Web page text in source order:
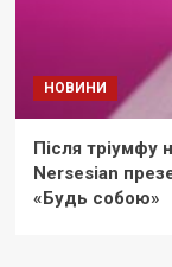
НОВИНИ
Після тріумфу
Nersesian
«Будь собою»